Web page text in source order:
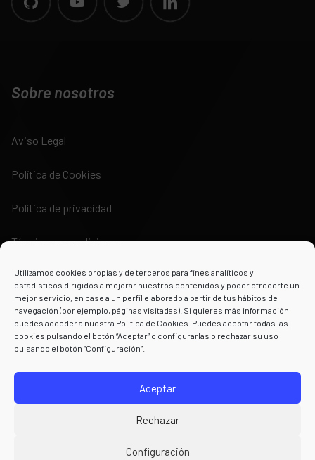
Utilizamos cookies propias y de terceros para fines analíticos y
estadísticos dirigidos a mejorar nuestros contenidos y poder ofrecerte un
mejor servicio, en base a un perfil elaborado a partir de tus hábitos de
navegación (por ejemplo, páginas visitadas). Si quieres más información
puedes acceder a nuestra Política de Cookies. Puedes aceptar todas las
cookies pulsando el botón “Aceptar” o configurarlas o rechazar su uso
pulsando el botón “Configuración”.
Aceptar
Rechazar
Configuración
Sobre nosotros
Aviso Legal
Política de Cookies
Política de privacidad
Términos y condiciones
Powered by